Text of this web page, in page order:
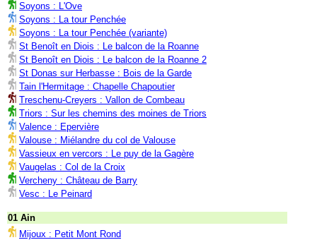
Soyons : L'Ove
Soyons : La tour Penchée
Soyons : La tour Penchée (variante)
St Benoît en Diois : Le balcon de la Roanne
St Benoît en Diois : Le balcon de la Roanne 2
St Donas sur Herbasse : Bois de la Garde
Tain l'Hermitage : Chapelle Chapoutier
Treschenu-Creyers : Vallon de Combeau
Triors : Sur les chemins des moines de Triors
Valence : Epervière
Valouse : Miélandre du col de Valouse
Vassieux en vercors : Le puy de la Gagère
Vaugelas : Col de la Croix
Vercheny : Château de Barry
Vesc : Le Peinard
01 Ain
Mijoux : Petit Mont Rond